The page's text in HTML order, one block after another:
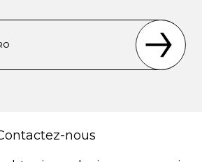
nous